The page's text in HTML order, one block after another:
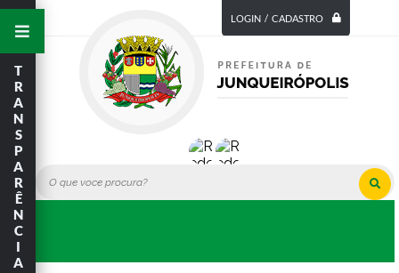
LOGIN / CADASTRO
T
R
A
N
S
P
A
R
Ê
N
C
I
A